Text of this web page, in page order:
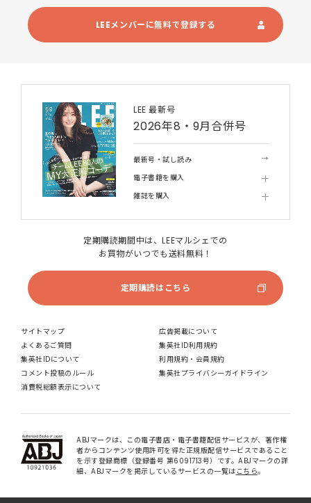
LEEメンバーに無料で登録する
LEE 最新号
2026年8・9月合併号
最新号・試し読み
電子書籍を購入
雑誌を購入
定期購読期間中は、LEEマルシェでの
お買物がいつでも送料無料！
定期購読はこちら
サイトマップ
広告掲載について
よくあるご質問
集英社ID利用規約
集英社IDについて
利用規約・会員規約
コメント投稿のルール
集英社プライバシーガイドライン
消費税総額表示について
ABJマークは、この電子書店・電子書籍配信サービスが、著作権
者からコンテンツ使用許可を得た正規版配信サービスであること
を示す登録商標（登録番号 第6091713号）です。ABJマークの詳
細、ABJマークを掲示しているサービスの一覧は こちら。